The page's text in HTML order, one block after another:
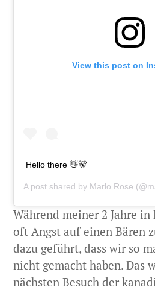
View this post on
Hello there 👋🐻
A post shared by Marlo Rose
Während meiner 2 Jahre
oft Angst auf einen Bären
dazu geführt, dass wir so
nicht gemacht haben. Das
nächsten Besuch der